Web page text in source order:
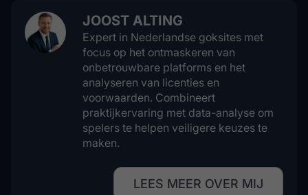
JOOST ALTING
Expert in Nederlandse goksites met
focus op het ontmaskeren van
onbetrouwbare platforms en het
analyseren van licenties en
voorwaarden. Combineert
praktijkervaring met data-analyse om
spelers te helpen veiligere keuzes te
maken.
LEES MEER OVER MIJ